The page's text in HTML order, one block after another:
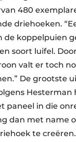
480
driehoeken.
de koppelpuien
soort luifel.
valt er toch
De grootste
Hesterman
paneel in die
dan met name
te